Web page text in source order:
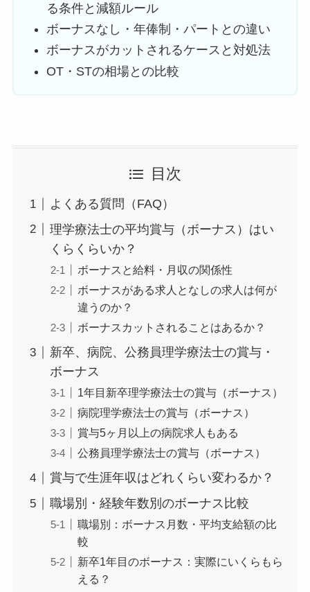
る条件と減額ルール
ボーナスなし・年俸制・パートとの違い
ボーナスがカットされるケースと対処法
OT・STの相場との比較
目次
よくある質問（FAQ）
理学療法士の平均賞与（ボーナス）はい
くらくらいか？
ボーナスと給料・月収の関係性
ボーナスがある求人となしの求人は何が
違うのか？
ボーナスカットされることはあるか？
新卒、病院、公務員理学療法士の賞与・
ボーナス
1年目新卒理学療法士の賞与（ボーナス）
病院理学療法士の賞与（ボーナス）
賞与5ヶ月以上の病院求人もある
公務員理学療法士の賞与（ボーナス）
賞与で生涯年収はどれくらい変わるか？
職場別・経験年数別のボーナス比較
職場別：ボーナス月数・平均支給額の比
較
新卒1年目のボーナス：実際にいくらもら
える？